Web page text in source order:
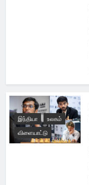
இந்தியா
உலகம்
விளையாட்டு